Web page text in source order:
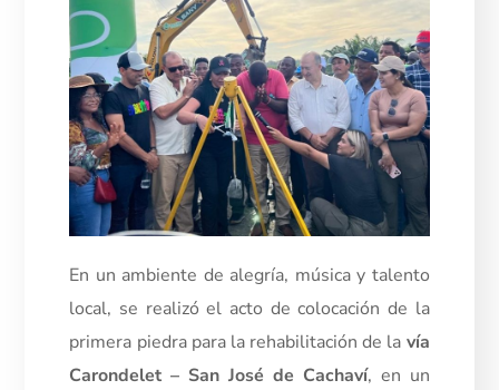
En un ambiente de alegría, música y talento
local, se realizó el acto de colocación de la
primera piedra para la rehabilitación de la vía
Carondelet – San José de Cachaví, en un